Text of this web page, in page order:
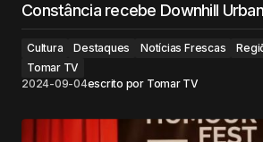
Constância recebe Downhill
Cultura Destaques Notícias Frescas
Tomar TV
2024-09-04escrito por Tomar TV